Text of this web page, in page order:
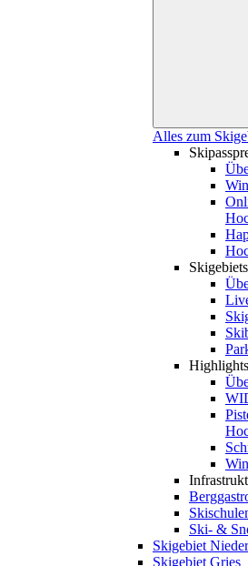
Alles zum
Ski- &
Skigebiet
Skigebiet Gries